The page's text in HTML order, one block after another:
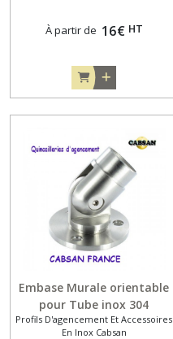
À partir de 16€ HT
Embase Murale orientable
pour Tube inox 304
diamètre 42.4 mm
Profils D'agencement Et Accessoires
En Inox Cabsan